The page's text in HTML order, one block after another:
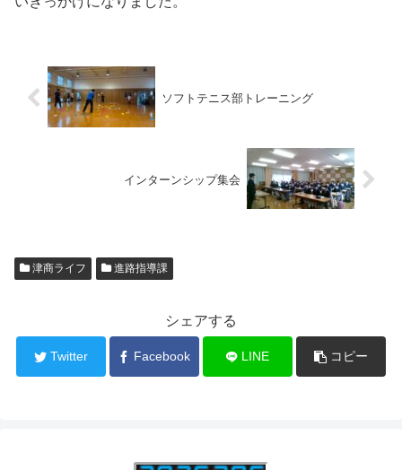
ソフトテニス部トレーニング
インターンシップ集会
津商ライフ 進路指導課
シェアする
Twitter Facebook LINE コピー